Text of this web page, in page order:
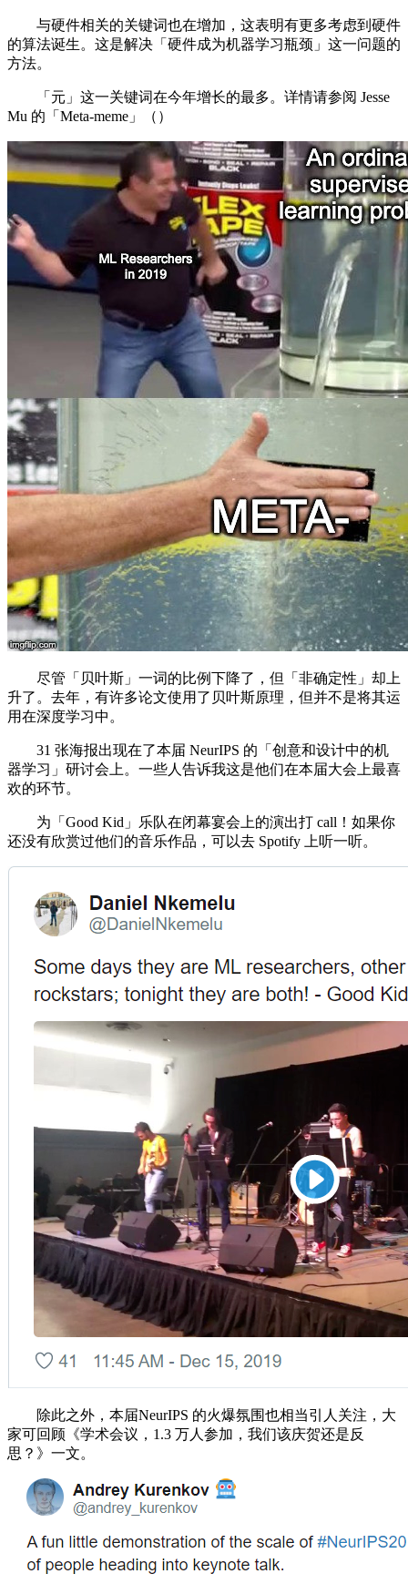
与硬件相关的关键词也在增加，这表明有更多考虑到硬件
的算法诞生。这是解决「硬件成为机器学习瓶颈」这一问题的
方法。
「元」这一关键词在今年增长的最多。详情请参阅 Jesse
Mu 的「Meta-meme」（）
尽管「贝叶斯」一词的比例下降了，但「非确定性」却上
升了。去年，有许多论文使用了贝叶斯原理，但并不是将其运
用在深度学习中。
31 张海报出现在了本届 NeurIPS 的「创意和设计中的机
器学习」研讨会上。一些人告诉我这是他们在本届大会上最喜
欢的环节。
为「Good Kid」乐队在闭幕宴会上的演出打 call！如果你
还没有欣赏过他们的音乐作品，可以去 Spotify 上听一听。
除此之外，本届NeurIPS 的火爆氛围也相当引人关注，大
家可回顾《学术会议，1.3 万人参加，我们该庆贺还是反
思？》一文。